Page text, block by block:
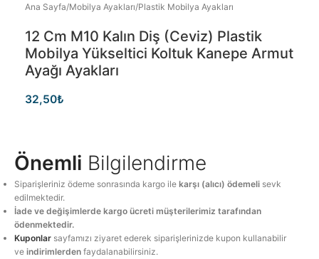
Ana Sayfa/Mobilya Ayakları/Plastik Mobilya Ayakları
12 Cm M10 Kalın Diş (ceviz) Plastik
Mobilya Yükseltici Koltuk Kanepe Armut
Ayağı Ayakları
32,50₺
Önemli Bilgilendirme
Siparişleriniz ödeme sonrasında kargo ilekarşı (alıcı) ödemeli sevk
edilmektedir.
İade ve değişimlerde kargo ücreti müşterilerimiz tarafından
ödenmektedir.
Kuponlar sayfamızı ziyaret ederek siparişlerinizde kupon kullanabilir
veindirimlerden faydalanabilirsiniz.